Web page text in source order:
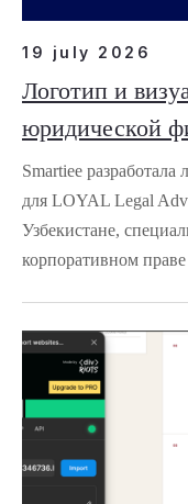
19 july 2026
Логотип и
юридической
Smartiee
для LOYAL Legal
Узбекистане,
корпоративном